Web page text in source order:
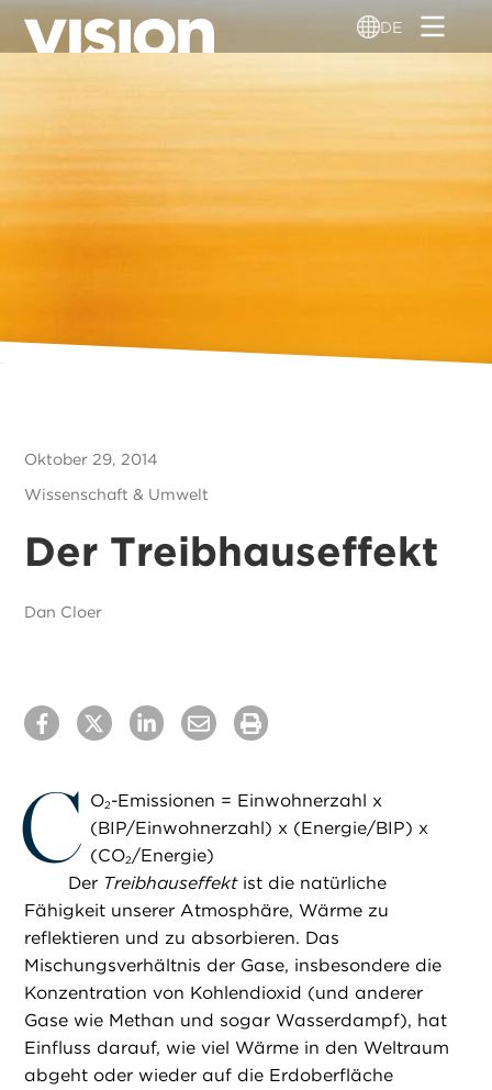
Direkt
zum
DE
Oktober 29, 2014
Wissenschaft & Umwelt
Der Treibhauseffekt
Dan Cloer
C O2-Emissionen = Einwohnerzahl x
(BIP/Einwohnerzahl) x (Energie/BIP) x
(CO2/Energie)
Der Treibhauseffektist die natürliche
Fähigkeit unserer Atmosphäre, Wärme zu
reflektieren und zu absorbieren. Das
Mischungsverhältnis der Gase, insbesondere die
Konzentration von Kohlendioxid (und anderer
Gase wie Methan und sogar Wasserdampf), hat
Einfluss darauf, wie viel Wärme in den Weltraum
abgeht oder wieder auf die Erdoberfläche